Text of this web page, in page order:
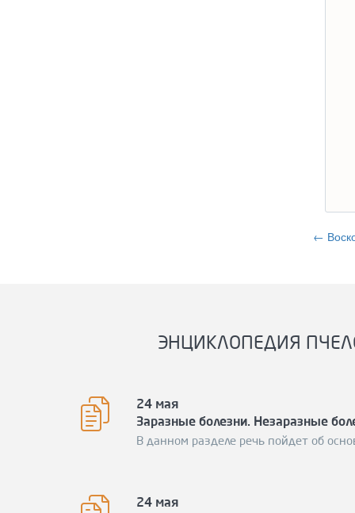
←
ЭНЦИКЛОПЕДИЯ
24 мая
Заразные болезни. Незаразные
В данном разделе речь пойдет об
24 мая